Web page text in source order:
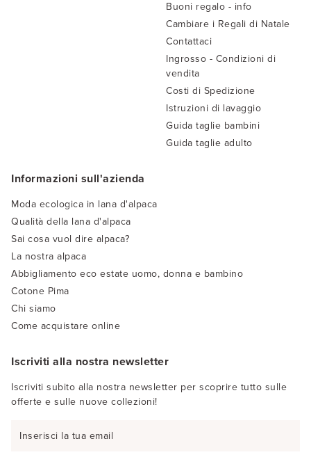
Informazioni sull'azienda
Moda ecologica in lana d'alpaca
Qualità della lana d'alpaca
Sai cosa vuol dire alpaca?
La nostra alpaca
Abbigliamento eco estate uomo, donna e bambino
Cotone Pima
Chi siamo
Come acquistare online
Buoni regalo - info
Cambiare i Regali di Natale
Contattaci
Ingrosso - Condizioni di
vendita
Costi di Spedizione
Istruzioni di lavaggio
Guida taglie bambini
Guida taglie adulto
Iscriviti alla nostra newsletter
Iscriviti subito alla nostra newsletter per scoprire tutto sulle
offerte e sulle nuove collezioni!